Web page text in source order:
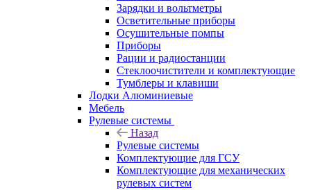
Зарядки и вольтметры
Осветительные приборы
Осушительные помпы
Приборы
Рации и радиостанции
Стеклоочистители и комплектующие
Тумблеры и клавиши
Лодки Алюминиевые
Мебель
Рулевые системы
Назад
Рулевые системы
Комплектующие для ГСУ
Комплектующие для механических
рулевых систем